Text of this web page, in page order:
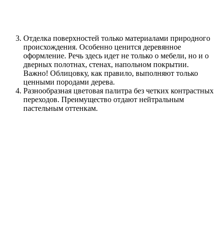
Отделка поверхностей только материалами природного
происхождения. Особенно ценится деревянное
оформление. Речь здесь идет не только о мебели, но и о
дверных полотнах, стенах, напольном покрытии.
Важно! Облицовку, как правило, выполняют только
ценными породами дерева.
Разнообразная цветовая палитра без четких контрастных
переходов. Преимущество отдают нейтральным
пастельным оттенкам.